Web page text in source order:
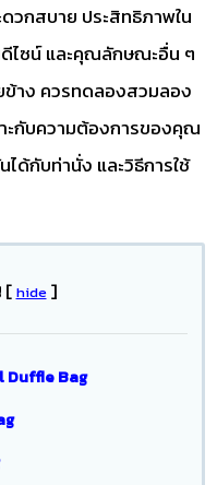
กสบาย ประสิทธิภาพใน
ดีไซน์ และคุณลักษณะอื่น ๆ
ข้าง ควรทดลองสวมลอง
าะกับความต้องการของคุณ
ด้กับท่านั่ง และวิธีการใช้
[ hide ]
Duffle Bag